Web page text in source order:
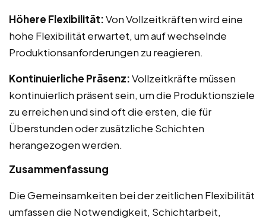
Höhere Flexibilität:Von Vollzeitkräften wird eine
hohe Flexibilität erwartet, um auf wechselnde
Produktionsanforderungen zu reagieren.
Kontinuierliche Präsenz:Vollzeitkräfte müssen
kontinuierlich präsent sein, um die Produktionsziele
zu erreichen und sind oft die ersten, die für
Überstunden oder zusätzliche Schichten
herangezogen werden.
Zusammenfassung
Die Gemeinsamkeiten bei der zeitlichen Flexibilität
umfassen die Notwendigkeit, Schichtarbeit,